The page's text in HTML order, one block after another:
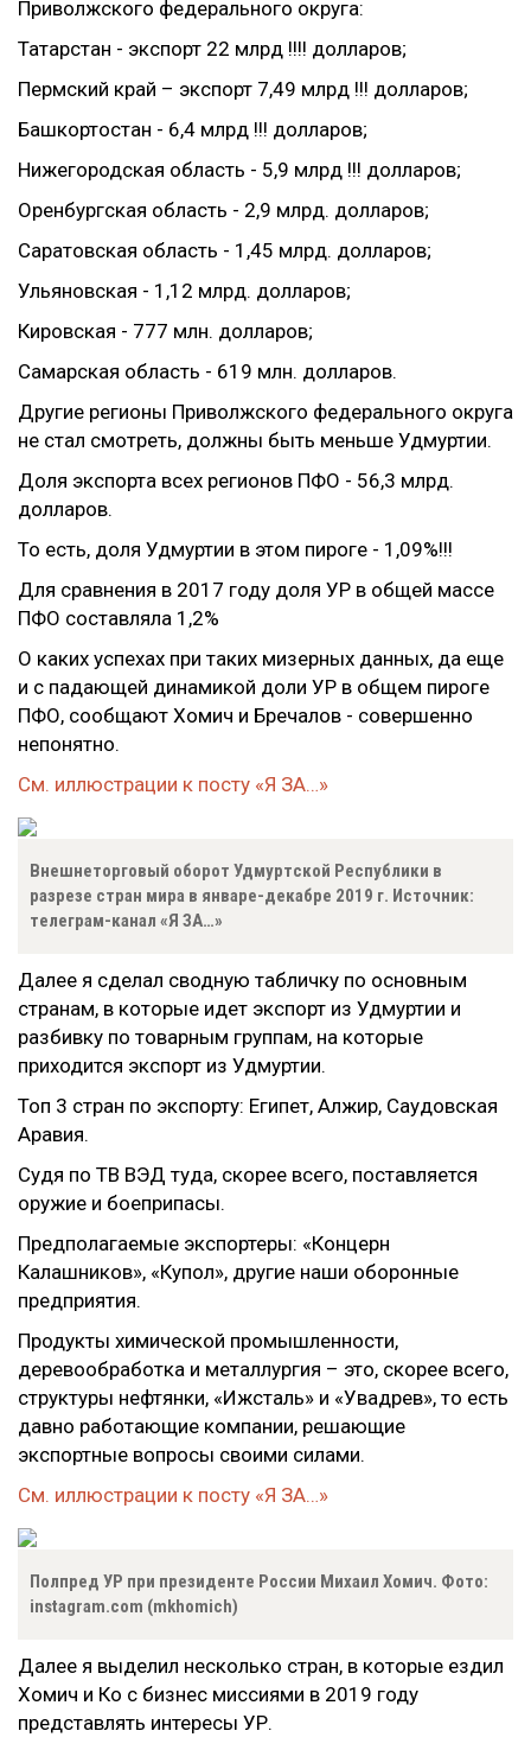
Приволжского федерального округа:
Татарстан - экспорт 22 млрд !!!! долларов;
Пермский край – экспорт 7,49 млрд !!! долларов;
Башкортостан - 6,4 млрд !!! долларов;
Нижегородская область - 5,9 млрд !!! долларов;
Оренбургская область - 2,9 млрд. долларов;
Саратовская область - 1,45 млрд. долларов;
Ульяновская - 1,12 млрд. долларов;
Кировская - 777 млн. долларов;
Самарская область - 619 млн. долларов.
Другие регионы Приволжского федерального округа
не стал смотреть, должны быть меньше Удмуртии.
Доля экспорта всех регионов ПФО - 56,3 млрд.
долларов.
То есть, доля Удмуртии в этом пироге - 1,09%!!!
Для сравнения в 2017 году доля УР в общей массе
ПФО составляла 1,2%
О каких успехах при таких мизерных данных, да еще
и с падающей динамикой доли УР в общем пироге
ПФО, сообщают Хомич и Бречалов - совершенно
непонятно.
См. иллюстрации к посту «Я ЗА…»
Внешнеторговый оборот Удмуртской Республики в
разрезе стран мира в январе-декабре 2019 г. Источник:
телеграм-канал «Я ЗА…»
Далее я сделал сводную табличку по основным
странам, в которые идет экспорт из Удмуртии и
разбивку по товарным группам, на которые
приходится экспорт из Удмуртии.
Топ 3 стран по экспорту: Египет, Алжир, Саудовская
Аравия.
Судя по ТВ ВЭД туда, скорее всего, поставляется
оружие и боеприпасы.
Предполагаемые экспортеры: «Концерн
Калашников», «Купол», другие наши оборонные
предприятия.
Продукты химической промышленности,
деревообработка и металлургия – это, скорее всего,
структуры нефтянки, «Ижсталь» и «Увадрев», то есть
давно работающие компании, решающие
экспортные вопросы своими силами.
См. иллюстрации к посту «Я ЗА…»
Полпред УР при президенте России Михаил Хомич. Фото:
instagram.com (mkhomich)
Далее я выделил несколько стран, в которые ездил
Хомич и Ко с бизнес миссиями в 2019 году
представлять интересы УР.